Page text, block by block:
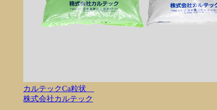
カルテックCa粒状
株式会社カルテック